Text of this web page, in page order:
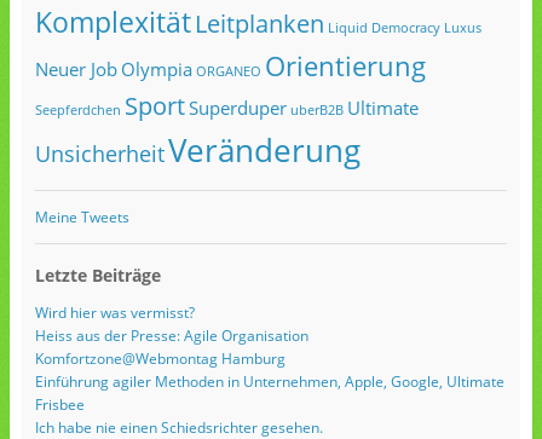
Komplexität Leitplanken Liquid Democracy Luxus
Neuer Job Olympia ORGANEO Orientierung
Seepferdchen SportSuperduper uberB2B Ultimate
UnsicherheitVeränderung
Meine Tweets
Letzte Beiträge
Wird hier was vermisst?
Heiss aus der Presse: Agile Organisation
Komfortzone@Webmontag Hamburg
Einführung agiler Methoden in Unternehmen, Apple, Google, Ultimate
Frisbee
Ich habe nie einen Schiedsrichter gesehen.